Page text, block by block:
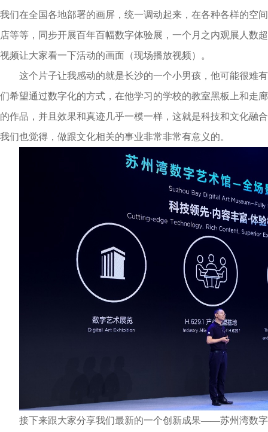
我们在全国各地部署的画屏，统一调动起来，在各种各样的空
店等等，同步开展百年百幅数字体验展，一个月之内观展人数
视频让大家看一下活动的画面（现场播放视频）。
这个片子让我感动的就是长沙的一个小男孩，他可能很难
们希望通过数字化的方式，在他学习的学校的教室黑板上和走
的作品，并且效果和真迹几乎一模一样，这就是科技和文化融
我们也觉得，做跟文化相关的事业非常非常有意义的。
接下来跟大家分享我们最新的一个创新成果——苏州湾数